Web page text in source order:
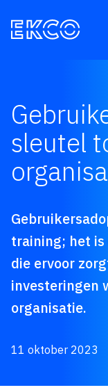
sleutel
training; het
die ervoor
investeringen
organisatie.
11 oktober 2023